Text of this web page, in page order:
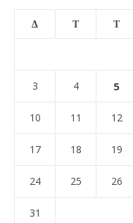
Δ Τ Τ
3 4 5
10 11 12
17 18 19
24 25 26
31